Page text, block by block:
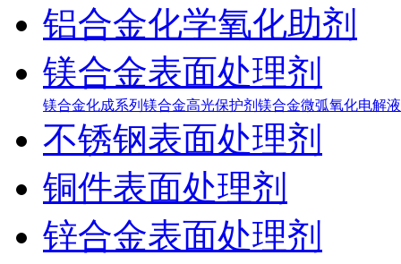
铝合金化学氧化助剂
镁合金表面处理剂
镁合金化成系列 镁合金高光保护剂 镁合金微弧氧化电解液
不锈钢表面处理剂
铜件表面处理剂
锌合金表面处理剂